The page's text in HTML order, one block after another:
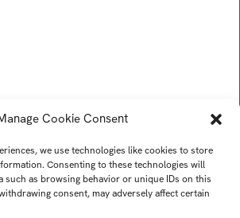
Cookie Consent
we use technologies like cookies to store
Consenting to these technologies will
such as browsing behavior or unique IDs on this
consent, may adversely affect certain